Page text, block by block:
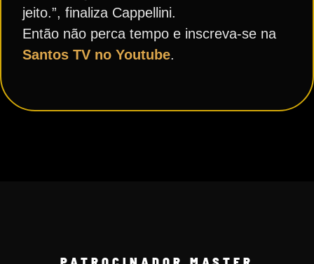
jeito.”, finaliza Cappellini.
Então não perca tempo e inscreva-se na
Santos TV no Youtube.